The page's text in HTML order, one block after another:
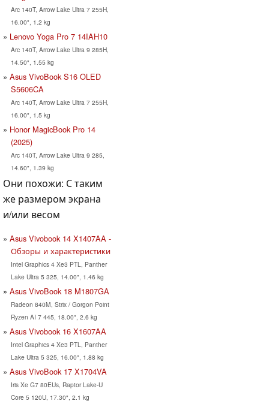
Arc 140T, Arrow Lake Ultra 7 255H,
16.00", 1.2 kg
Lenovo Yoga Pro 7 14IAH10
Arc 140T, Arrow Lake Ultra 9 285H,
14.50", 1.55 kg
Asus VivoBook S16 OLED
S5606CA
Arc 140T, Arrow Lake Ultra 7 255H,
16.00", 1.5 kg
Honor MagicBook Pro 14
(2025)
Arc 140T, Arrow Lake Ultra 9 285,
14.60", 1.39 kg
Они похожи: С таким
же размером экрана
и/или весом
Asus Vivobook 14 X1407AA -
Обзоры и характеристики
Intel Graphics 4 Xe3 PTL, Panther
Lake Ultra 5 325, 14.00", 1.46 kg
Asus VivoBook 18 M1807GA
Radeon 840M, Strix / Gorgon Point
Ryzen AI 7 445, 18.00", 2.6 kg
Asus Vivobook 16 X1607AA
Intel Graphics 4 Xe3 PTL, Panther
Lake Ultra 5 325, 16.00", 1.88 kg
Asus VivoBook 17 X1704VA
Iris Xe G7 80EUs, Raptor Lake-U
Core 5 120U, 17.30", 2.1 kg